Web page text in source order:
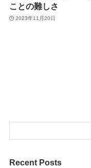
ことの難しさ
2023年11月20日
Recent Posts